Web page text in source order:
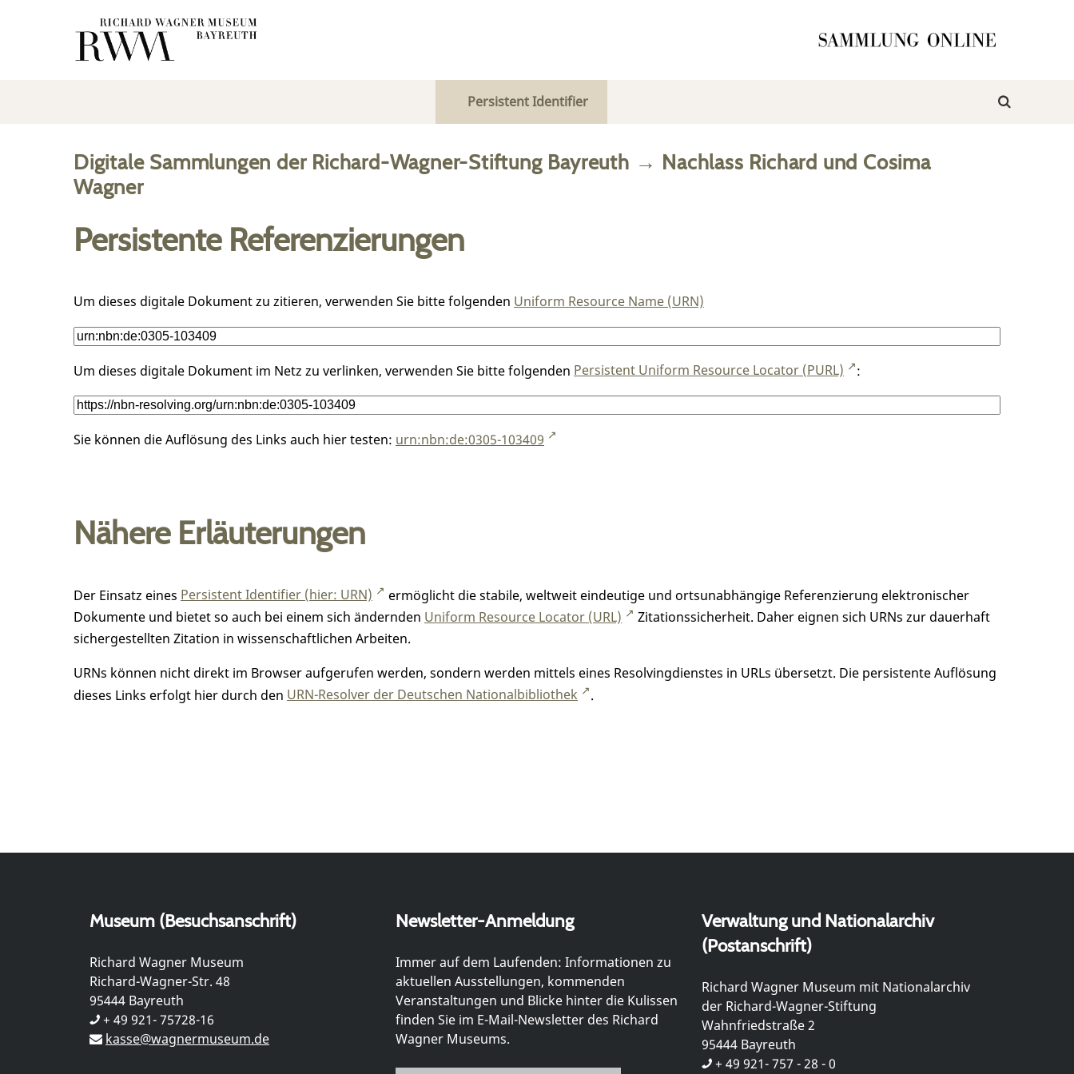
Persistent Identifier
Digitale Sammlungen der Richard-Wagner-Stiftung Bayreuth → Nachlass Richard und Cosima
Wagner
Persistente Referenzierungen
Um dieses digitale Dokument zu zitieren, verwenden Sie bitte folgenden Uniform Resource Name (URN)
Um dieses digitale Dokument im Netz zu verlinken, verwenden Sie bitte folgenden Persistent Uniform Resource Locator (PURL) :
Sie können die Auflösung des Links auch hier testen: urn:nbn:de:0305-103409
Nähere Erläuterungen
Der Einsatz eines Persistent Identifier (hier: URN)
ermöglicht die stabile, weltweit eindeutige und ortsunabhängige Referenzierung elektronischer
Dokumente und bietet so auch bei einem sich ändernden Uniform Resource Locator (URL)
Zitationssicherheit. Daher eignen sich URNs zur dauerhaft
sichergestellten Zitation in wissenschaftlichen Arbeiten.
URNs können nicht direkt im Browser aufgerufen werden, sondern werden mittels eines Resolvingdienstes in URLs übersetzt. Die persistente Auflösung
dieses Links erfolgt hier durch den URN-Resolver der Deutschen Nationalbibliothek .
Museum (Besuchsanschrift)
Richard Wagner Museum
Richard-Wagner-Str. 48
95444 Bayreuth
+ 49 921- 75728-16
kasse@wagnermuseum.de
Newsletter-Anmeldung
Immer auf dem Laufenden: Informationen zu
aktuellen Ausstellungen, kommenden
Veranstaltungen und Blicke hinter die Kulissen
finden Sie im E-Mail-Newsletter des Richard
Wagner Museums.
Verwaltung und Nationalarchiv
(Postanschrift)
Richard Wagner Museum mit Nationalarchiv
der Richard-Wagner-Stiftung
Wahnfriedstraße 2
95444 Bayreuth
+ 49 921- 757 - 28 - 0